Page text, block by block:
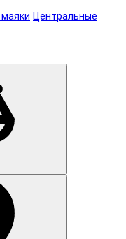
Центральные